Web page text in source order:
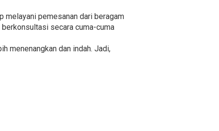
melayani pemesanan dari beragam
berkonsultasi secara cuma-cuma
menenangkan dan indah. Jadi,